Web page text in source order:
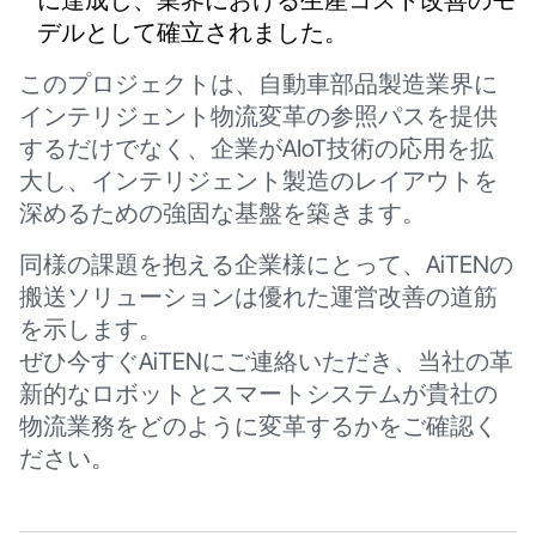
デルとして確立されました。
このプロジェクトは、自動車部品製造業界に
インテリジェント物流変革の参照パスを提供
するだけでなく、企業がAIoT技術の応用を拡
大し、インテリジェント製造のレイアウトを
深めるための強固な基盤を築きます。
同様の課題を抱える企業様にとって、AiTENの
搬送ソリューションは優れた運営改善の道筋
を示します。
ぜひ今すぐAiTENにご連絡いただき、当社の革
新的なロボットとスマートシステムが貴社の
物流業務をどのように変革するかをご確認く
ださい。